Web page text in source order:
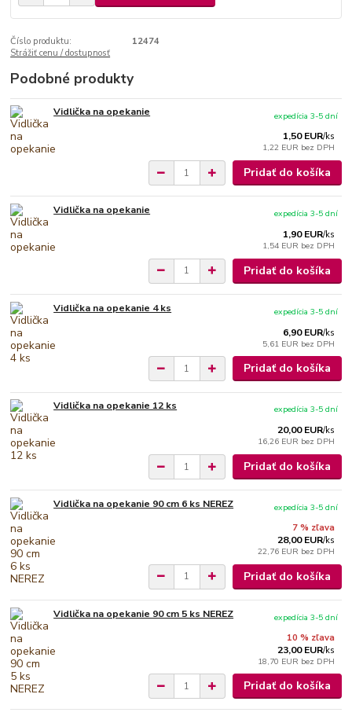
Číslo produktu:
12474
Strážiť cenu / dostupnosť
Podobné produkty
Vidlička na opekanie
1,50 EUR/ks
1,22 EUR bez DPH
expedícia 3-5 dní
Pridať do košíka
Vidlička na opekanie
1,90 EUR/ks
1,54 EUR bez DPH
expedícia 3-5 dní
Pridať do košíka
Vidlička na opekanie 4 ks
6,90 EUR/ks
5,61 EUR bez DPH
expedícia 3-5 dní
Pridať do košíka
Vidlička na opekanie 12 ks
20,00 EUR/ks
16,26 EUR bez DPH
expedícia 3-5 dní
Pridať do košíka
Vidlička na opekanie 90 cm 6 ks NEREZ
7 % zľava
28,00 EUR/ks
22,76 EUR bez DPH
expedícia 3-5 dní
Pridať do košíka
Vidlička na opekanie 90 cm 5 ks NEREZ
10 % zľava
23,00 EUR/ks
18,70 EUR bez DPH
expedícia 3-5 dní
Pridať do košíka